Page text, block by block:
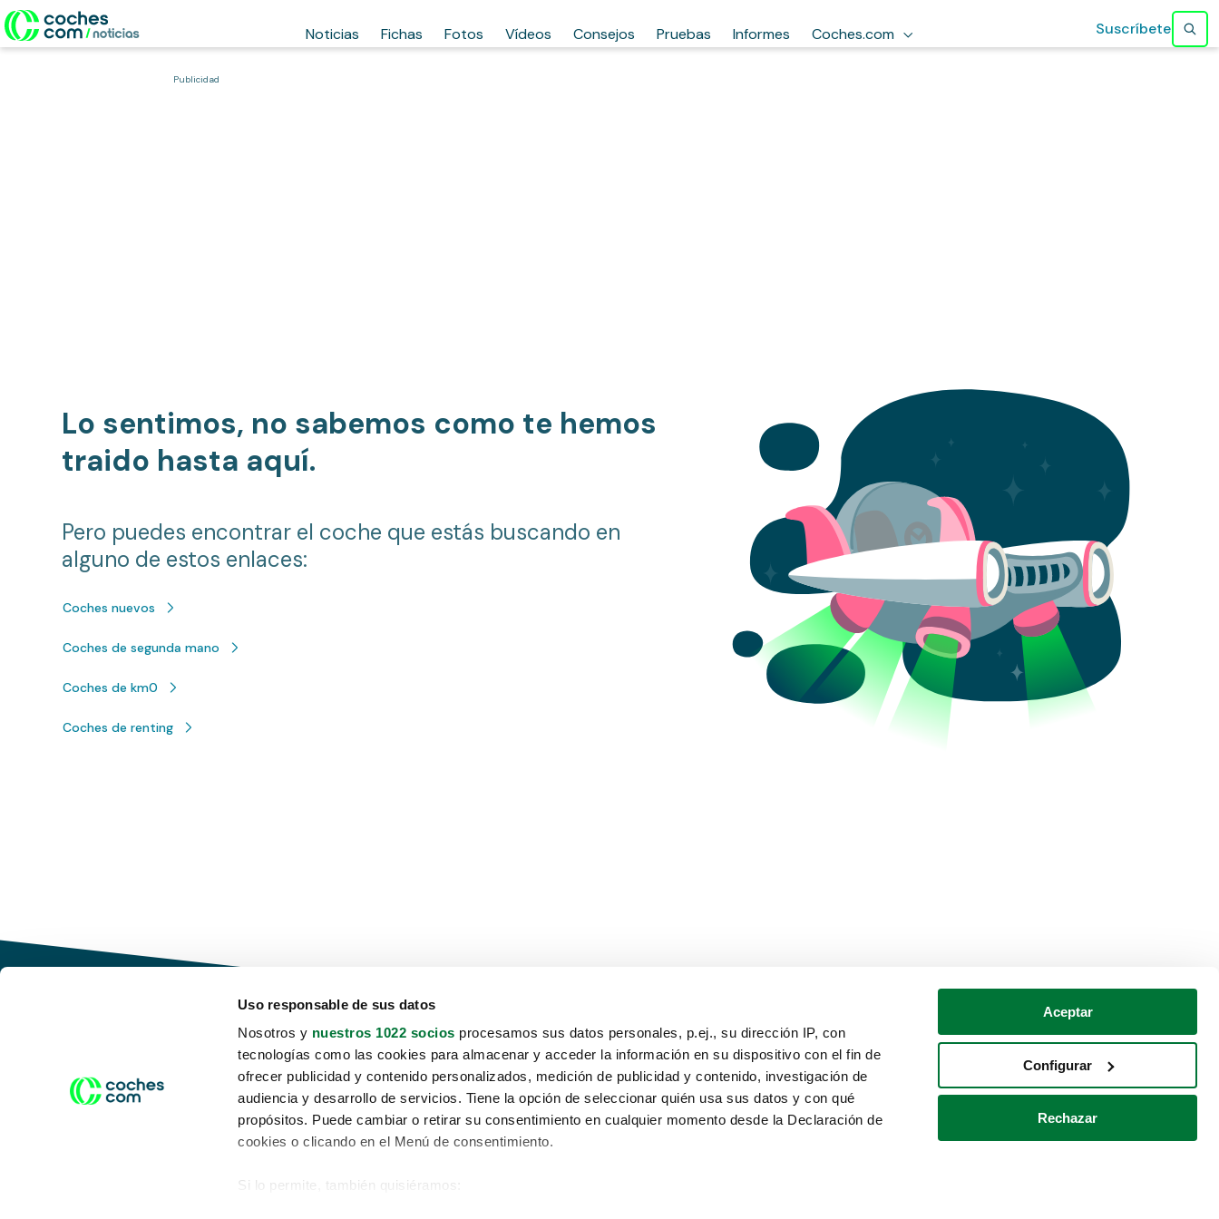
Uso responsable de sus datos
Nosotros y nuestros 1022 socios procesamos sus datos personales, p.ej., su dirección IP, con
tecnologías como las cookies para almacenar y acceder la información en su dispositivo con el fin de
ofrecer publicidad y contenido personalizados, medición de publicidad y contenido, investigación de
audiencia y desarrollo de servicios. Tiene la opción de seleccionar quién usa sus datos y con qué
propósitos. Puede cambiar o retirar su consentimiento en cualquier momento desde la Declaración de
cookies o clicando en el Menú de consentimiento.
Si lo permite, también quisiéramos:
Aceptar
Configurar
Rechazar
Noticias Fichas Fotos Vídeos Consejos Pruebas Informes Coches.com Suscríbete
Publicidad
Lo sentimos, no sabemos como te hemos
traido hasta aquí.
Pero puedes encontrar el coche que estás buscando en
alguno de estos enlaces:
Coches nuevos
Coches de segunda mano
Coches de km0
Coches de renting
Conduce tu futuro,
desata tu movilidad